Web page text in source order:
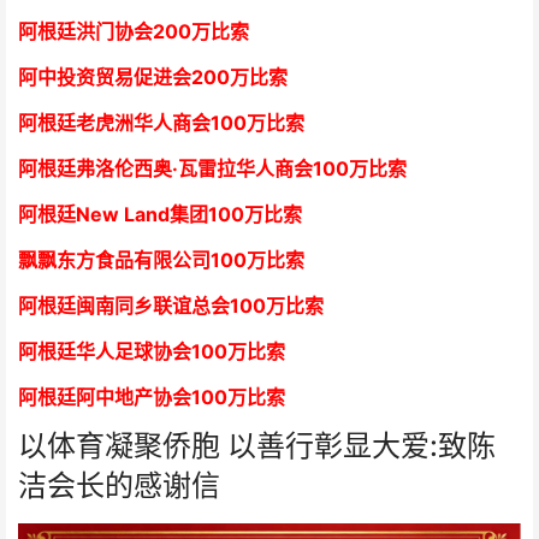
阿根廷洪门协会200万比索
阿中投资贸易促进会200万比索
阿根廷老虎洲华人商会100万比索
阿根廷弗洛伦西奥·瓦雷拉华人商会100万比索
阿根廷New Land集团100万比索
飘飘东方食品有限公司100万比索
阿根廷闽南同乡联谊总会100万比索
阿根廷华人足球协会100万比索
阿根廷阿中地产协会100万比索
以体育凝聚侨胞 以善行彰显大爱:致陈
洁会长的感谢信